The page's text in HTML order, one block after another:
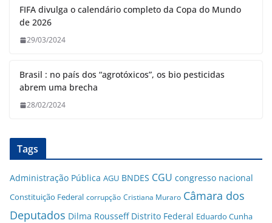
FIFA divulga o calendário completo da Copa do Mundo
de 2026
29/03/2024
Brasil : no país dos “agrotóxicos”, os bio pesticidas
abrem uma brecha
28/02/2024
Tags
Administração Pública AGU BNDES CGU congresso nacional
Constituição Federal corrupção Cristiana Muraro Câmara dos
Deputados Dilma Rousseff Distrito Federal Eduardo Cunha